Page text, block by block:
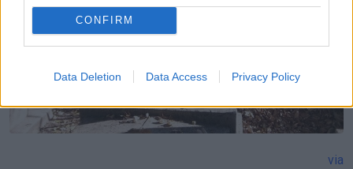
CONFIRM
Data Deletion Data Access Privacy Policy
via